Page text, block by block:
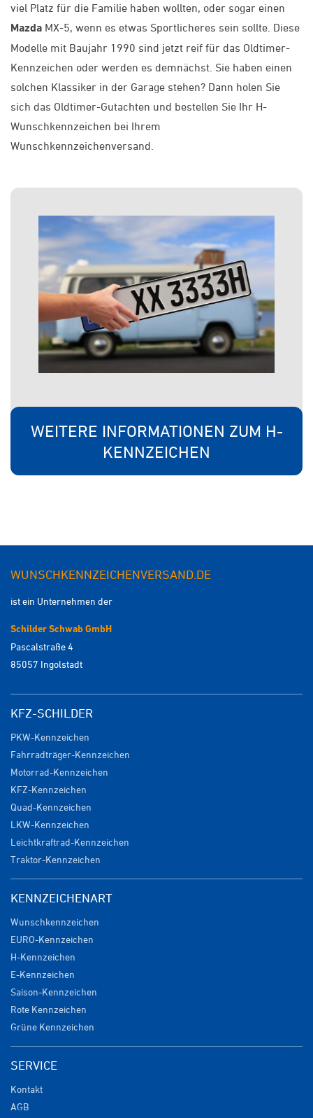
viel Platz für die Familie haben wollten, oder sogar einen
Mazda MX-5, wenn es etwas Sportlicheres sein sollte. Diese
Modelle mit Baujahr 1990 sind jetzt reif für das Oldtimer-
Kennzeichen oder werden es demnächst. Sie haben einen
solchen Klassiker in der Garage stehen? Dann holen Sie
sich das Oldtimer-Gutachten und bestellen Sie Ihr H-
Wunschkennzeichen bei Ihrem
Wunschkennzeichenversand.
WEITERE INFORMATIONEN ZUM H-
KENNZEICHEN
WUNSCHKENNZEICHENVERSAND.DE
ist ein Unternehmen der
Schilder Schwab GmbH
Pascalstraße 4
85057 Ingolstadt
KFZ-SCHILDER
PKW-Kennzeichen
Fahrradträger-Kennzeichen
Motorrad-Kennzeichen
KFZ-Kennzeichen
Quad-Kennzeichen
LKW-Kennzeichen
Leichtkraftrad-Kennzeichen
Traktor-Kennzeichen
KENNZEICHENART
Wunschkennzeichen
EURO-Kennzeichen
H-Kennzeichen
E-Kennzeichen
Saison-Kennzeichen
Rote Kennzeichen
Grüne Kennzeichen
SERVICE
Kontakt
AGB